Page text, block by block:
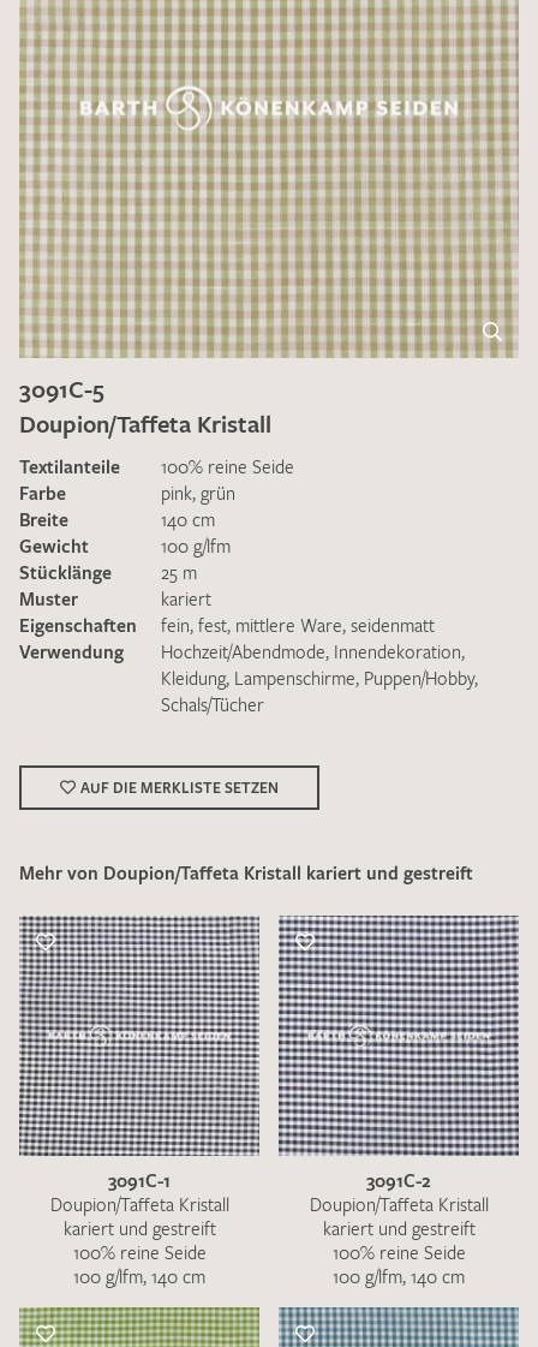
Ich bin damit einverstanden, dass meine angegebenen Daten
DieDatenschutzbestimmungenhabe ich zur Kenntnis
genommen und akzeptiere diese.
MUSTERANFRAGE SENDEN
3091C-5
Doupion/Taffeta Kristall
Textilanteile
100% reine Seide
Farbe
pink, grün
Breite
140 cm
Gewicht
100 g/lfm
Stücklänge
25 m
Muster
kariert
Eigenschaften
fein, fest, mittlere Ware, seidenmatt
Verwendung
Hochzeit/Abendmode, Innendekoration,
Kleidung, Lampenschirme, Puppen/Hobby,
Schals/Tücher
AUF DIE MERKLISTE SETZEN
Mehr von Doupion/Taffeta Kristall kariert und gestreift
3091C-1
Doupion/Taffeta Kristall
kariert und gestreift
100% reine Seide
100 g/lfm, 140 cm
3091C-2
Doupion/Taffeta Kristall
kariert und gestreift
100% reine Seide
100 g/lfm, 140 cm